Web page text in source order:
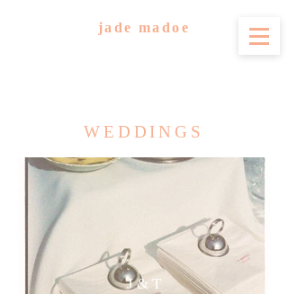
jade madoe
WEDDINGS
J & T